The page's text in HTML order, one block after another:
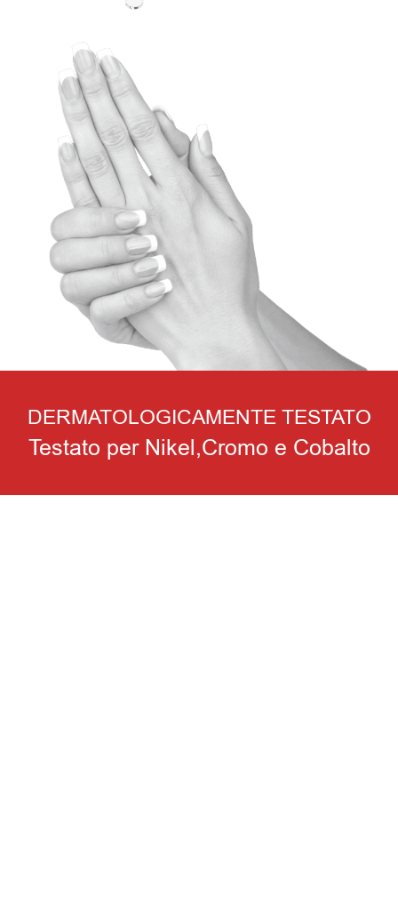
DERMATOLOGICAMENTE TESTATO
Testato per Nikel,Cromo e Cobalto